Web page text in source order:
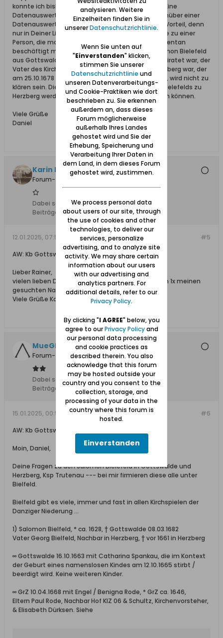
konnte ich bislang viele gute Ergebnisse erzielen. Eine
Datenauswertung von Deiner Excel-Liste ist gegenüber einer
Datenauswertung von Familysearch von großem Vorteil, denn
nur in Deiner Liste findet man zusätzliche Hinweise zu einer
Person, die man in Familysearch nicht erhält. Momentan
beschäftigt mich der Name Bielefeld. Ob der Salomon Bielefeld
aus Gottswalde, der mit Catharina Spankau verheiratet war, der
Vater des Kirchenvaters Salomon Bielefeld zu Herzberg war, der
am 25.10.1678 in Kriefkohl Barbara Hacker heiratete, wird nicht zu
klären sein. Die weiteren Vorfahren des Salomon Bielefelds zu
Herzberg werden wohl nicht mehr ermittelt werden können.
Viele Grüße
Daniel
Karin Langereih
Forum-Teilnehmer
Dabei seit:
17.02.2008
Beiträge:
1092
#5
12.01.2025, 07:57
AW: Kb Gottswalde 1661 - 1741 - transkribiert
Lieber Rainer,
vielen lieben Dank für Deine tolle Arbeit, habe auch 1x meinen
gesuchten Namen Kroppolowski gefunden.
Viele Grüße Karin
MueGlo
Forum-Teilnehmer
Dabei seit:
11.03.2010
Beiträge:
#6
15.01.2025, 00:50
AW: Kb Gottswalde 1661 - 1741 - transkribiert
Moin, Daniel,
Deine Fragen zu den Salomon Bielefeld in Gottswalde und
Herzberg, Ksp Trutenau --- bei mir firmieren diese alle unter
Bielfeld.
Bielfeld gibt es viele, immer und fast in allen Kirchspielen der
Danziger Niederung …
1) Salomon Bielfeld, * ca. 1628, † Gottswalde 08.03.1682
Vater Georg Bielfeld, Nachbar in Herzberg, † vor 1661 in Herzberg
∞ Gottswalde 16.10.1663 mit Catharina Spankau, die im Kontext
der Geburt eines namenslosen Kindes am 12.10.1665 stirbt /
beerdigt wird. Keine weiteren Kinder.
∞ GrZ 10.04.1668 mit Engel / Benigna Rode, * GrZ ca. 1646,
Eltern Paul Rode, Nachbar Hof KlZ 06 & Schultz, Kirchenvorsteher,
& Elisabeth Dürksen. Siehe
analysieren. Weitere
Einzelheiten finden Sie in
unsererDatenschutzrichtlinie.
Wenn Sie unten auf
"Einverstanden" klicken,
stimmen Sie unserer
Datenschutzrichtlinie und
unseren Datenverarbeitungs-
und Cookie-Praktiken wie dort
beschrieben zu. Sie erkennen
außerdem an, dass dieses
Forum möglicherweise
außerhalb Ihres Landes
gehostet wird und Sie der
Erhebung, Speicherung und
Verarbeitung Ihrer Daten in
dem Land, in dem dieses Forum
gehostet wird, zustimmen.
We process personal data
about users of our site, through
the use of cookies and other
technologies, to deliver our
services, personalize
advertising, and to analyze site
activity. We may share certain
information about our users
with our advertising and
analytics partners. For
additional details, refer to our
Privacy Policy.
By clicking "I AGREE" below, you
agree to ourPrivacy Policyand
our personal data processing
and cookie practices as
described therein. You also
acknowledge that this forum
may be hosted outside your
country and you consent to the
collection, storage, and
processing of your data in the
country where this forum is
hosted.
Einverstanden